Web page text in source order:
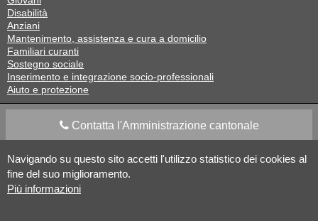
Navigando su questo sito accetti l'utilizzo statistico dei cookies al
fine del suo miglioramento.
Più informazioni
Disabilità
Anziani
Mantenimento, assistenza e cura a domicilio
Familiari curanti
Sostegno sociale
Inserimento e integrazione socio-professionali
Aiuto e protezione
Contatta l'Amministrazione cantonale
Apps Mobile Social media